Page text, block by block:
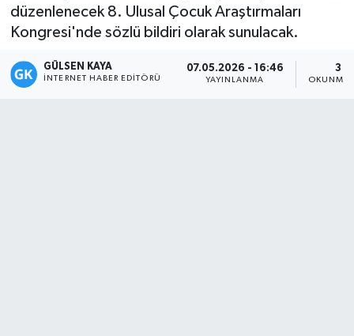
düzenlenecek 8. Ulusal Çocuk Araştırmaları
Kongresi'nde sözlü bildiri olarak sunulacak.
GÜLSEN KAYA
İNTERNET HABER EDITÖRÜ
07.05.2026 - 16:46
YAYINLANMA
3
OKUNMA
Mersin Tarihi